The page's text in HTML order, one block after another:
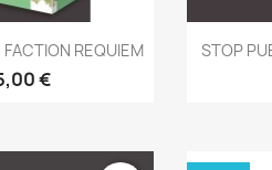
rapide
FACTION REQUIEM
€
STOP